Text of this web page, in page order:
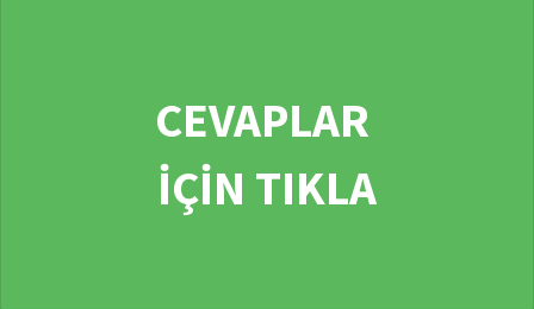
CEVAPLAR
İÇİN TIKLA